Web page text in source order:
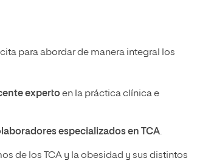
para abordar de manera integral los
expertoen la práctica clínica e
especializados en TCA.
de los TCA y la obesidad y sus distintos